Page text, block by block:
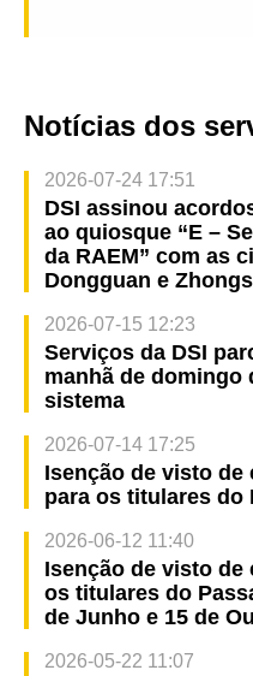
Notícias dos
2026-07-24 17:51
DSI assinou
ao quiosque “E –
da RAEM” com as
Dongguan e
2026-07-15 12:23
Serviços da DSI
manhã de domingo
sistema
2026-07-14 17:25
Isenção de visto de
para os titulares do
2026-06-12 11:40
Isenção de visto de
os titulares do
de Junho e 15 de
2026-05-22 11:07